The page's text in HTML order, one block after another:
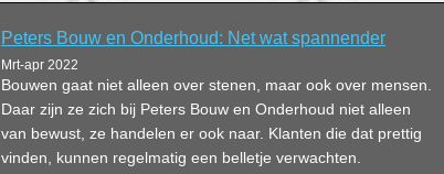
Peters Bouw en Onderhoud: Net wat spannender
Mrt-apr 2022
Bouwen gaat niet alleen over stenen, maar ook over mensen.
Daar zijn ze zich bij Peters Bouw en Onderhoud niet alleen
van bewust, ze handelen er ook naar. Klanten die dat prettig
vinden, kunnen regelmatig een belletje verwachten.